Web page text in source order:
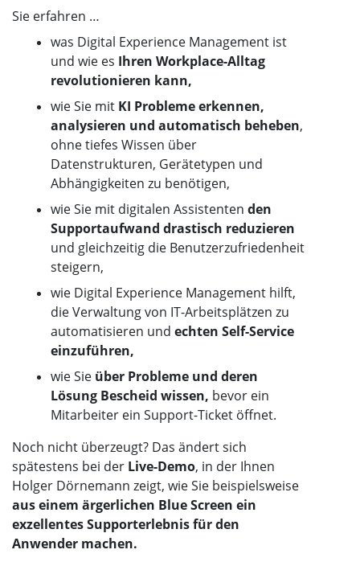
Sie erfahren …
was Digital Experience Management ist
und wie es Ihren Workplace-Alltag
revolutionieren kann,
wie Sie mit KI Probleme erkennen,
analysieren und automatisch beheben,
ohne tiefes Wissen über
Datenstrukturen, Gerätetypen und
Abhängigkeiten zu benötigen,
wie Sie mit digitalen Assistenten den
Supportaufwand drastisch reduzieren
und gleichzeitig die Benutzerzufriedenheit
steigern,
wie Digital Experience Management hilft,
die Verwaltung von IT-Arbeitsplätzen zu
automatisieren und echten Self-Service
einzuführen,
wie Sie über Probleme und deren
Lösung Bescheid wissen, bevor ein
Mitarbeiter ein Support-Ticket öffnet.
Noch nicht überzeugt? Das ändert sich
spätestens bei der Live-Demo, in der Ihnen
Holger Dörnemann zeigt, wie Sie beispielsweise
aus einem ärgerlichen Blue Screen ein
exzellentes Supporterlebnis für den
Anwender machen.